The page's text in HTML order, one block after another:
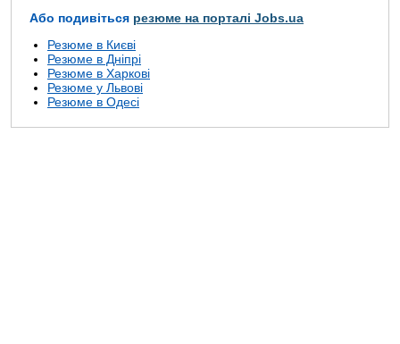
Або подивіться резюме на порталі Jobs.ua
Резюме в Києві
Резюме в Дніпрі
Резюме в Харкові
Резюме у Львові
Резюме в Одесі